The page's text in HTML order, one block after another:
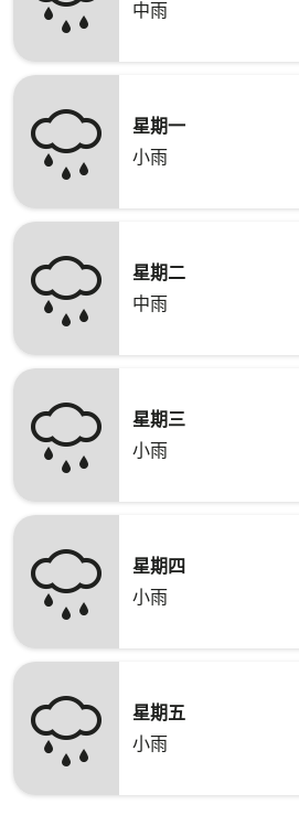
中雨
星期一
小雨
星期二
中雨
星期三
小雨
星期四
小雨
星期五
小雨